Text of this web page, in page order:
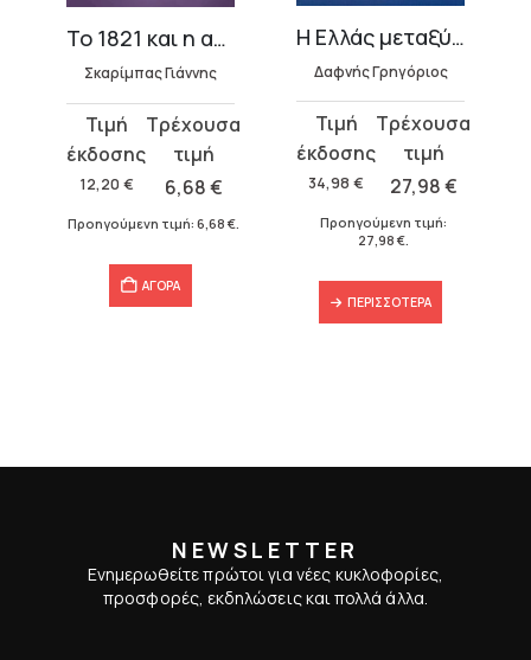
Το 1821 και η αριστοκρατία του
Σκαρίμπας Γιάννης
12,20 €
Original
price
was:
12,20 €.
6,68€
τρέχουσα
τιμή
είναι:
Προηγούμενη τιμή: 6,68 €.
ΑΓΟΡΑ
Η Ελλάς μεταξύ δύο πολέμων (1923-1940)
Δαφνής Γρηγόριος
34,98 €
Original
price
was:
27,98€
τρέχουσα
τιμή
27,98 €.
Προηγούμενη τιμή:
27,98 €
ΠΕΡΙΣΣΌΤΕΡΑ
NEWSLETTER
Ενημερωθείτε πρώτοι για νέες κυκλοφορίες,
προσφορές, εκδηλώσεις και πολλά άλλα.